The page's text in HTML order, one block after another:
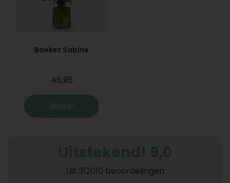
Boeket Sabine
46,95
Bestel
Uit 312010 beoordelingen